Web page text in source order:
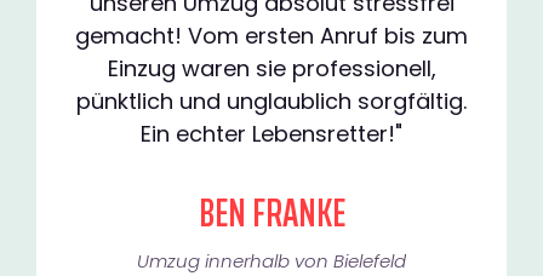
gemacht! Vom ersten Anruf bis zum
Einzug waren sie professionell,
pünktlich und unglaublich sorgfältig.
Ein echter Lebensretter!"
BEN FRANKE
Umzug innerhalb von Bielefeld​